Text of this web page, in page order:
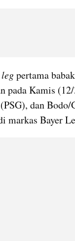
leg pertama
pada Kamis
dan
markas Bayer